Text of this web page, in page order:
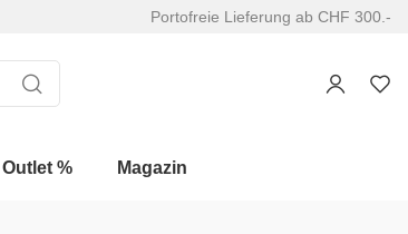
Portofreie Lieferung ab CHF 300.-
Outlet % Magazin